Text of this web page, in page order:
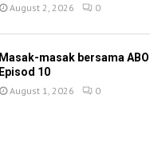
August 2, 2026 0
Masak-masak bersama ABO
Episod 10
August 1, 2026 0